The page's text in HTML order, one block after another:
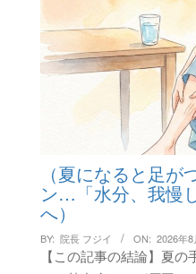
（夏になると足
ン…「水分、我慢
へ）
BY: 院長 フジイ ON: 2026年8
【この記事の結論】夏